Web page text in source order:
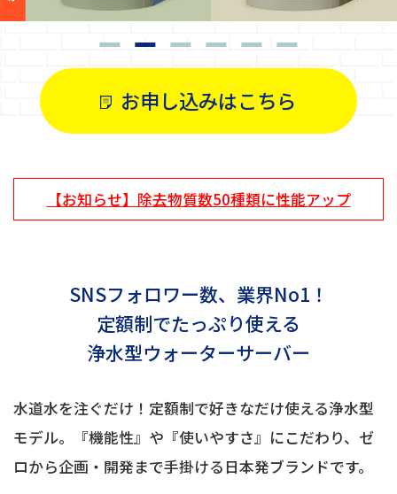
お申し込みはこちら
【お知らせ】除去物質数50種類に性能アップ
SNSフォロワー数、業界No1！
定額制でたっぷり使える
浄水型ウォーターサーバー
水道水を注ぐだけ！定額制で好きなだけ使える浄水型
モデル。『機能性』や『使いやすさ』にこだわり、ゼ
ロから企画・開発まで手掛ける日本発ブランドです。